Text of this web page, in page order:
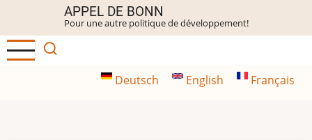
contenu
principal
APPEL DE BONN
Pour une autre politique de développement!
Deutsch English Français